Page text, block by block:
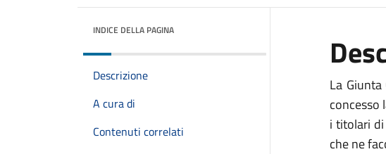
INDICE DELLA PAGINA
Descrizione
A cura di
Contenuti correlati
La
concesso
i titolari
che ne